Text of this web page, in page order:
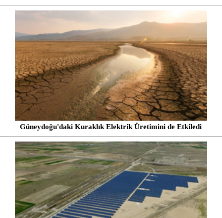
Güneydoğu'daki Kuraklık Elektrik Üretimini de Etkiledi